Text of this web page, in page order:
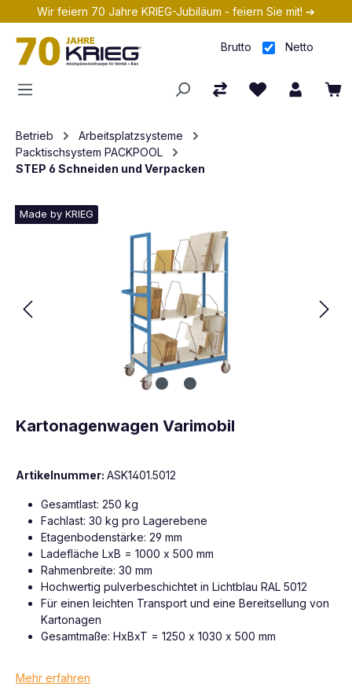
Zum Hauptinhalt springen
Wir feiern 70 Jahre KRIEG-Jubiläum - feiern Sie mit! ➔
Brutto Netto
Betrieb
Arbeitsplatzsysteme
Packtischsystem PACKPOOL
STEP 6 Schneiden und Verpacken
Made by KRIEG
Kartonagenwagen Varimobil
Artikelnummer: ASK1401.5012
Gesamtlast: 250 kg
Fachlast: 30 kg pro Lagerebene
Etagenbodenstärke: 29 mm
Ladefläche LxB = 1000 x 500 mm
Rahmenbreite: 30 mm
Hochwertig pulverbeschichtet in Lichtblau RAL 5012
Für einen leichten Transport und eine Bereitsellung von
Kartonagen
Gesamtmaße: HxBxT = 1250 x 1030 x 500 mm
Mehr erfahren